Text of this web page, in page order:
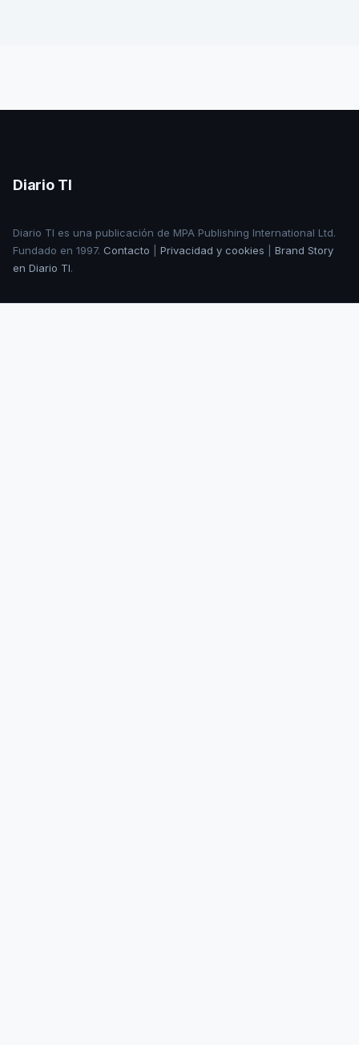
Diario TI
Diario TI es una publicación de MPA Publishing International Ltd.
Fundado en 1997. Contacto Privacidad y cookies
Brand Story
en Diario TI.